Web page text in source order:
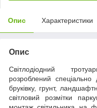
Опис Характеристики
Опис
Світлодіодний
розроблений
бруківку, грунт,
світловий розмітки